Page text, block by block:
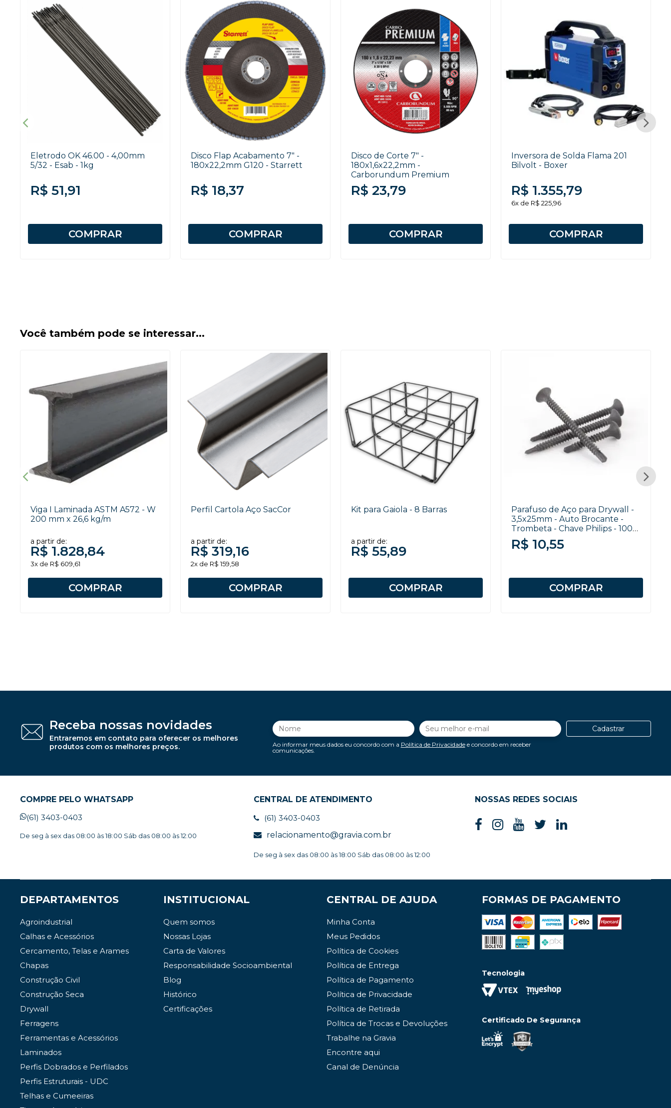
Eletrodo OK 46.00 - 4,00mm
5/32 - Esab - 1kg
R$ 51,91
COMPRAR
Disco Flap Acabamento 7" -
180x22,2mm G120 - Starrett
R$ 18,37
COMPRAR
Disco de Corte 7" -
180x1,6x22,2mm -
Carborundum Premium
R$ 23,79
COMPRAR
Inversora de Solda Flama 201
Bilvolt - Boxer
R$ 1.355,79
6x de R$ 225,96
COMPRAR
Você também pode se interessar...
Viga I Laminada ASTM A572 - W
200 mm x 26,6 kg/m
a partir de:
R$ 1.828,84
3x de R$ 609,61
COMPRAR
Perfil Cartola Aço SacCor
a partir de:
R$ 319,16
2x de R$ 159,58
COMPRAR
Kit para Gaiola - 8 Barras
a partir de:
R$ 55,89
COMPRAR
Parafuso de Aço para Drywall -
3,5x25mm - Auto Brocante -
Trombeta - Chave Philips - 100
unidades
R$ 10,55
COMPRAR
Receba nossas novidades
Entraremos em contato para oferecer os melhores
produtos com os melhores preços.
Ao informar meus dados eu concordo com a Política de Privacidadee concordo em receber
comunicações.
Cadastrar
COMPRE PELO WHATSAPP
(61) 3403-0403
De seg à sex das 08:00 às 18:00 Sáb das 08:00 às 12:00
CENTRAL DE ATENDIMENTO
(61) 3403-0403
relacionamento@gravia.com.br
De seg à sex das 08:00 às 18:00 Sáb das 08:00 às 12:00
NOSSAS REDES SOCIAIS
DEPARTAMENTOS
Agroindustrial
Calhas e Acessórios
Cercamento, Telas e Arames
Chapas
Construção Civil
Construção Seca
Drywall
Ferragens
Ferramentas e Acessórios
Laminados
Perfis Dobrados e Perfilados
Perfis Estruturais - UDC
Telhas e Cumeeiras
INSTITUCIONAL
Quem somos
Nossas Lojas
Carta de Valores
Responsabilidade Socioambiental
Blog
Histórico
Certificações
CENTRAL DE AJUDA
Minha Conta
Meus Pedidos
Política de Cookies
Política de Entrega
Política de Pagamento
Política de Privacidade
Política de Retirada
Política de Trocas e Devoluções
Trabalhe na Gravia
Encontre aqui
Canal de Denúncia
FORMAS DE PAGAMENTO
Tecnologia
Certificado De Segurança